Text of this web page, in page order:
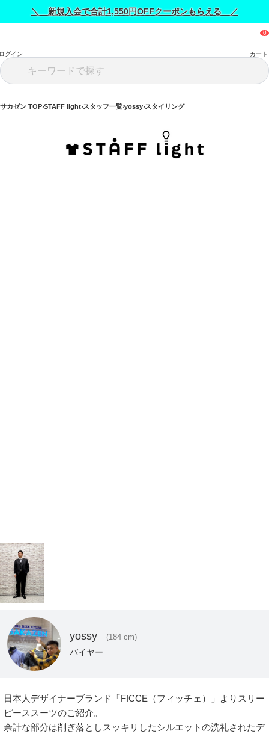
＼ 新規入会で合計1,550円OFFクーポンもらえる ／
グイン カート
サカゼン TOP STAFF light スタッフ一覧 yossy スタイリング
yossy (184 cm)
バイヤー
日本人デザイナーブランド「FICCE（フィッチェ）」よりスリー
ピーススーツのご紹介。
余計な部分は削ぎ落としスッキリしたシルエットの洗礼されたデ